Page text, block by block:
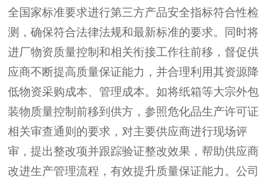
全国家标准要求进行第三方产品安全指标符合性检
测 ，确保符合法律法规和最新标准的要求。 同时将
进厂物资质量控制和相关衔接工作往前移，督促供
应商不断提高质量保证能力，并合理利用其资源降
低物资采购成本、管理成本。如将纸箱等大宗外包
装物质量控制前移到供方，参照危化品生产许可证
相关审查通则的要求，对主要供应商进行现场评
审，提出整改项并跟踪验证整改效果，帮助供应商
改进生产管理流程，有效提升质量保证能力 。公司